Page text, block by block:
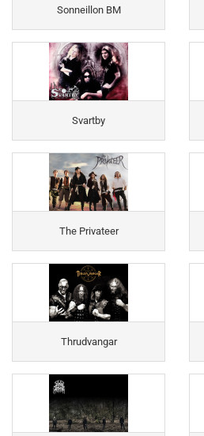
Sonneillon BM
Svartby
The Privateer
Thrudvangar